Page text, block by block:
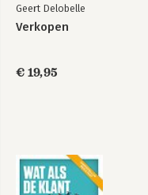
Verkopen
Geert Delobelle
Verkopen
€ 19,95